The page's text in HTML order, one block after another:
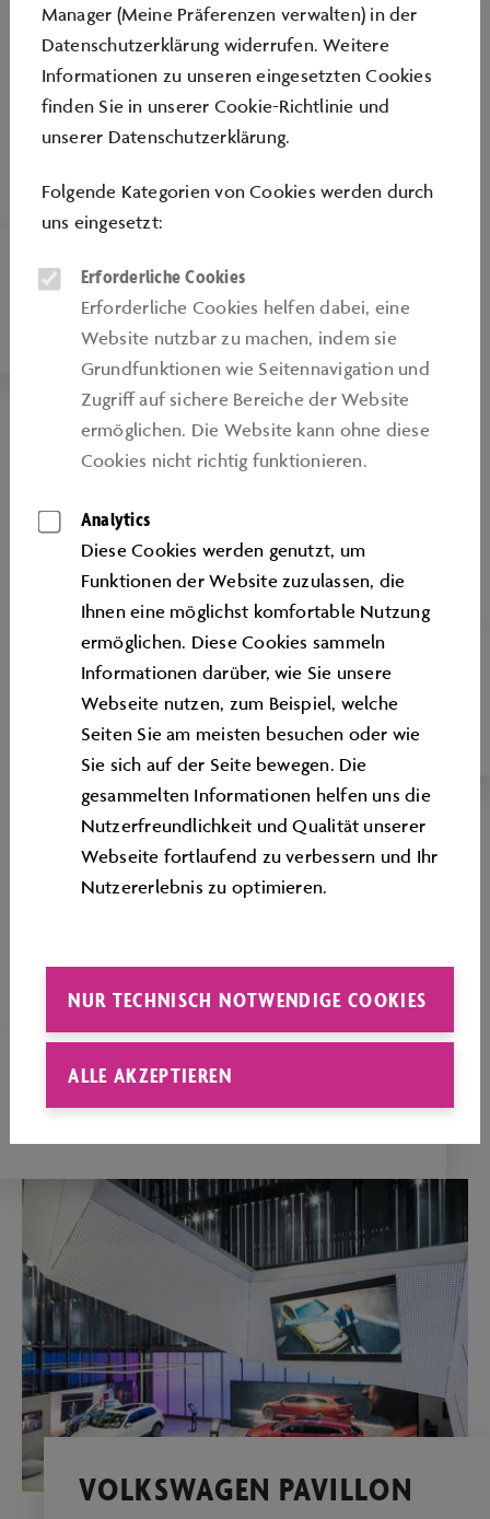
PANORAMAKINO
THEMENKINO
270 m²
HAFEN 1
VOLKSWAGEN PAVILLON
Manager (Meine Präferenzen verwalten) in der
Datenschutzerklärung widerrufen. Weitere
Informationen zu unseren eingesetzten Cookies
finden Sie in unserer Cookie-Richtlinie und
unserer Datenschutzerklärung.
Folgende Kategorien von Cookies werden durch
uns eingesetzt:
Erforderliche Cookies
Erforderliche Cookies helfen dabei, eine
Website nutzbar zu machen, indem sie
Grundfunktionen wie Seitennavigation und
Zugriﬀ auf sichere Bereiche der Website
ermöglichen. Die Website kann ohne diese
Cookies nicht richtig funktionieren.
Analytics
Diese Cookies werden genutzt, um
Funktionen der Website zuzulassen, die
Ihnen eine möglichst komfortable Nutzung
ermöglichen. Diese Cookies sammeln
Informationen darüber, wie Sie unsere
Webseite nutzen, zum Beispiel, welche
Seiten Sie am meisten besuchen oder wie
Sie sich auf der Seite bewegen. Die
gesammelten Informationen helfen uns die
Nutzerfreundlichkeit und Qualität unserer
Webseite fortlaufend zu verbessern und Ihr
Nutzererlebnis zu optimieren.
NUR TECHNISCH NOTWENDIGE COOKIES
ALLE AKZEPTIEREN